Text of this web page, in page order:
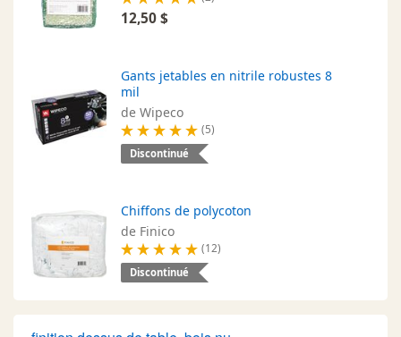
12,50 $
Gants jetables en nitrile robustes 8
mil
de Wipeco
(5)
Discontinué
Chiffons de polycoton
de Finico
(12)
Discontinué